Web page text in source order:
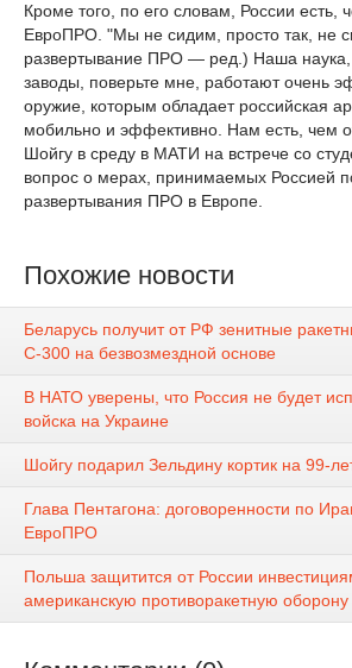
Кроме того, по его словам, России есть,
ЕвроПРО. "Мы не сидим, просто так, не
развертывание ПРО — ред.) Наша наука,
заводы, поверьте мне, работают очень
оружие, которым обладает российская
мобильно и эффективно. Нам есть, чем
Шойгу в среду в МАТИ на встрече со
вопрос о мерах, принимаемых Россией
развертывания ПРО в Европе.
Похожие новости
Беларусь получит от РФ зенитные
С-300 на безвозмездной основе
В НАТО уверены, что Россия не будет
войска на Украине
Шойгу подарил Зельдину кортик на 99-
Глава Пентагона: договоренности по
ЕвроПРО
Польша защитится от России
американскую противоракетную оборону